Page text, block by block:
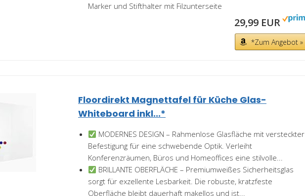
Marker und Stifthalter mit Filzunterseite
29,99 EUR
*Zum Angebot »
Floordirekt Magnettafel für Küche Glas-
Whiteboard inkl...*
MODERNES DESIGN – Rahmenlose Glasfläche mit versteckter
Befestigung für eine schwebende Optik. Verleiht
Konferenzräumen, Büros und Homeoffices eine stilvolle...
BRILLANTE OBERFLÄCHE – Premiumweißes Sicherheitsglas
sorgt für exzellente Lesbarkeit. Die robuste, kratzfeste
Oberfläche bleibt dauerhaft makellos und ist...